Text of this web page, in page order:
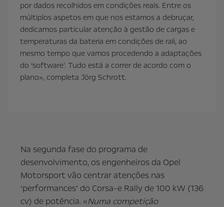
por dados recolhidos em condições reais. Entre os
múltiplos aspetos em que nos estamos a debruçar,
dedicamos particular atenção à gestão de cargas e
temperaturas da bateria em condições de rali, ao
mesmo tempo que vamos procedendo a adaptações
do ‘software’. Tudo está a correr de acordo com o
plano», completa Jörg Schrott.
Na segunda fase do programa de
desenvolvimento, os engenheiros da Opel
Motorsport vão centrar atenções nas
‘performances’ do Corsa-e Rally de 100 kW (136
cv) de potência. «Numa competição